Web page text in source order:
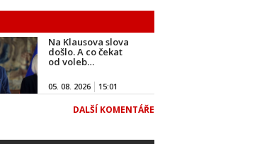
Na Klausova slova
došlo. A co čekat
od voleb…
05. 08. 2026 15:01
DALŠÍ KOMENTÁŘE